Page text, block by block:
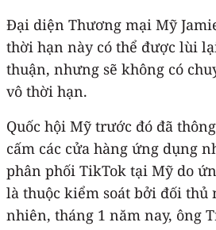
Đại diện Thương mại Mỹ
thời hạn này có thể được lùi
thuận, nhưng sẽ không có
vô thời hạn.
Quốc hội Mỹ trước đó đã
cấm các cửa hàng ứng dụng
phân phối TikTok tại Mỹ do
là thuộc kiểm soát bởi đối thủ
nhiên, tháng 1 năm nay, ông